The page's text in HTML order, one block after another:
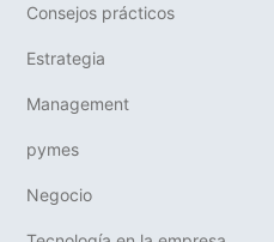
Consejos prácticos
Estrategia
Management
pymes
Negocio